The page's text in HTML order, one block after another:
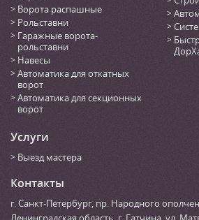
Ворота распашные
Рольставни
Гаражные ворота-
рольставни
Навесы
Автоматика для откатных
ворот
Автоматика для секционных
ворот
Услуги
Выезд мастера
Контакты
г. Санкт-Петербург, пр. Народного